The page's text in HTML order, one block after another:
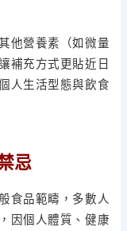
他營養素（如微量
補充方式更貼近日
人生活型態與飲食
忌
食品範疇，多數人
因個人體質、健康